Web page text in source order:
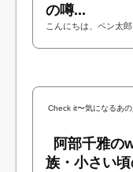
の噂...
こんにちは、ペン太
Check it〜気になるあ
阿部千雅の
族・小さい